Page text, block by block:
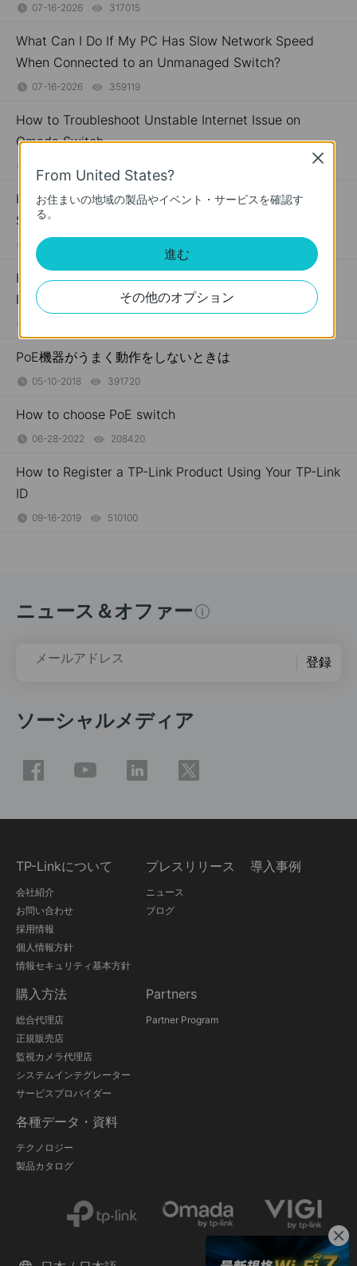
07-16-2026 317015
What Can I Do If My PC Has Slow Network Speed
When Connected to an Unmanaged Switch?
07-16-2026 359119
How to Troubleshoot Unstable Internet Issue on
Omada Switch
How to Troubleshoot No Internet Issue on Omada
Switch
06-24-2026
How to Setup a POE Network by Using TP-Link POE
Products
PoE機器がうまく動作をしないときは
05-10-2018 391720
How to choose PoE switch
06-28-2022 208420
How to Register a TP-Link Product Using Your TP-Link
ID
09-16-2019 510100
ニュース＆オファー
メールアドレス 登録
ソーシャルメディア
TP-Linkについて
会社紹介
お問い合わせ
採用情報
個人情報方針
情報セキュリティ基本方針
プレスリリース
ニュース
ブログ
導入事例
購入方法
総合代理店
正規販売店
監視カメラ代理店
システムインテグレーター
サービスプロバイダー
Partners
Partner Program
各種データ・資料
テクノロジー
製品カタログ
From United States?
お住まいの地域の製品やイベント・サービスを確認す
る。
進む
その他のオプション
Close